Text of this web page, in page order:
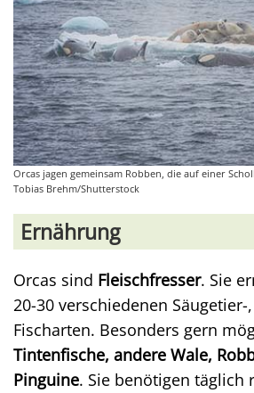
Orcas jagen gemeinsam Robben, die auf einer
Tobias Brehm/Shutterstock
Ernährung
Orcas sind Fleischfresser. Sie
20-30 verschiedenen Säugetier-
Fischarten. Besonders gern
Tintenfische, andere Wale,
Pinguine. Sie benötigen täglich